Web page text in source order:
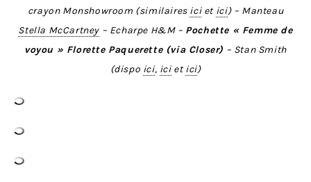
crayon Monshowroom (similaires iciet ici) – Manteau
Stella McCartney – Echarpe H&M – Pochette « Femme de
voyou » Florette Paquerette (via Closer) – Stan Smith
(dispo ici, icietici)